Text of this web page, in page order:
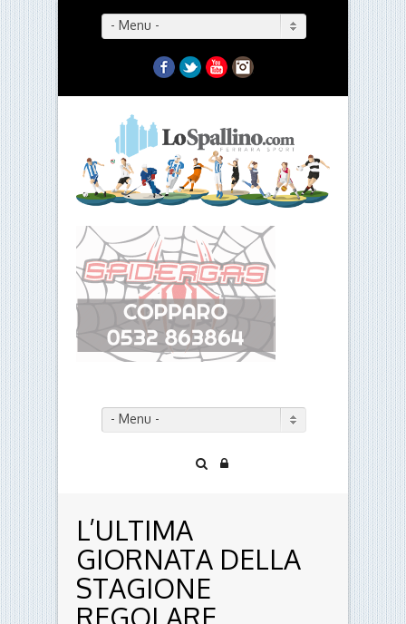
- Menu -
Facebook
TwitterYouTubeInstagram
- Menu -
L’ULTIMA
GIORNATA DELLA
STAGIONE
REGOLARE